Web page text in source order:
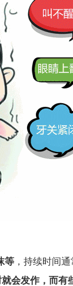
等 ，持续时间
会发作，而有